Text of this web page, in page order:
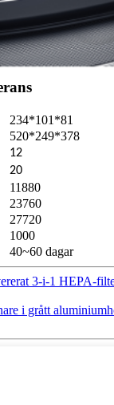
234*101*81
520*249*378
12
20
11880
23760
27720
1000
40~60 dagar
3-i-1 HEPA-
i grått